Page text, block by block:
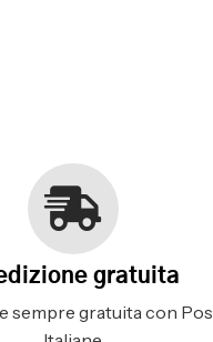
gratuita
sempre gratuita con